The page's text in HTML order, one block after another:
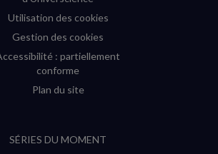
Utilisation des cookies
Gestion des cookies
: partiellement
conforme
Plan du site
SÉRIES DU MOMENT